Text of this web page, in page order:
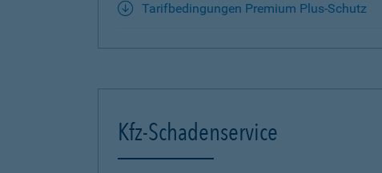
Tarifbedingungen Premium Plus-Schutz
Kfz-Schadenservice